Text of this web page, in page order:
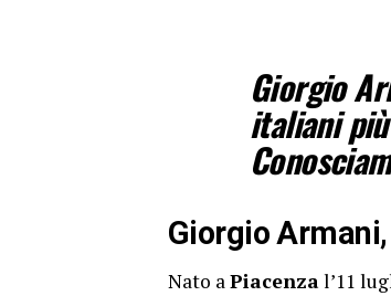
Giorgio
italiani
Giorgio
Nato aPiacenzal’11